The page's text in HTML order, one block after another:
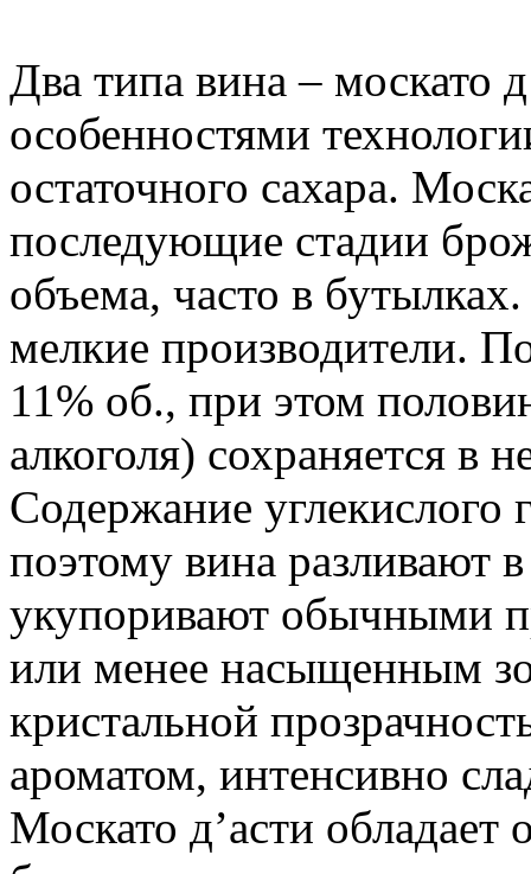
Два типа вина – москато
особенностями
остаточного сахара.
последующие стадии
объема, часто в
мелкие производители.
11% об., при этом
алкоголя) сохраняется в
Содержание углекислого
поэтому вина разливают
укупоривают обычными
или менее насыщенным
кристальной
ароматом, интенсивно
Москато д’асти